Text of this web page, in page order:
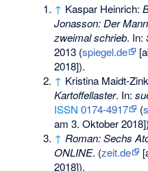
↑ Kaspar Heinrich:
Jonasson: Der
zweimal schrieb. In:
2013 (spiegel.de
2018]).
↑ Kristina Maidt-
Kartoffellaster. In:
ISSN 0174-4917 (
am 3. Oktober
↑ Roman: Sechs
ONLINE. (zeit.de
2018]).